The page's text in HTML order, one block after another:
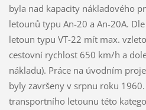
byla nad kapacity nákladového
letounů typu An-20 a An-20A.
letoun typu VT-22 mít max.
cestovní rychlost 650 km/h a
nákladu). Práce na úvodním
byly završeny v srpnu roku
transportního letounu této